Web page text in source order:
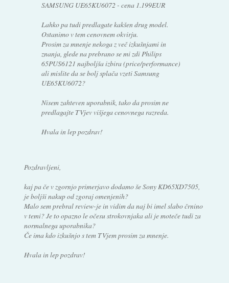
SAMSUNG UE65KU6072 - cena 1.199EUR
Lahko pa tudi predlagate kakšen drug model.
Ostanimo v tem cenovnem okvirju.
Prosim za mnenje nekoga z več izkušnjami in
znanja, glede na prebrano se mi zdi Philips
65PUS6121 najboljša izbira (price/performance)
ali mislite da se bolj splača vzeti Samsung
UE65KU6072?
Nisem zahteven uporabnik, tako da prosim ne
predlagajte TVjev višjega cenovnega razreda.
Hvala in lep pozdrav!
Pozdravljeni,
kaj pa če v zgornjo primerjavo dodamo še Sony KD65XD7505,
je boljši nakup od zgoraj omenjenih?
Malo sem prebral review-je in vidim da naj bi imel slabo črnino
v temi? Je to opazno le očesu strokovnjaka ali je moteče tudi za
normalnega uporabnika?
Če ima kdo izkušnjo s tem TVjem prosim za mnenje.
Hvala in lep pozdrav!